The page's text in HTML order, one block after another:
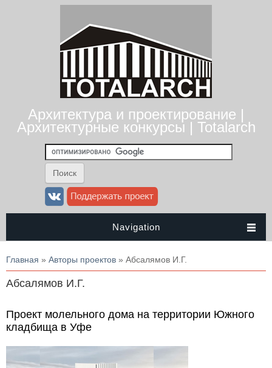
Архитектура и проектирование |
Архитектурные конкурсы | Totalarch
Navigation
Вы здесь
Главная » Авторы проектов » Абсалямов И.Г.
Абсалямов И.Г.
Проект молельного дома на территории Южного
кладбища в Уфе